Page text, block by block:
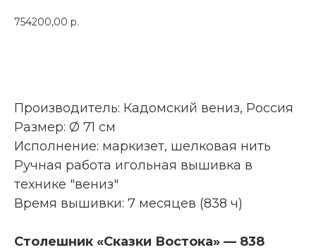
754200,00 р.
Производитель: Кадомский вениз, Россия
Размер: Ø 71 см
Исполнение: маркизет, шелковая нить
Ручная работа игольная вышивка в
технике "вениз"
Время вышивки: 7 месяцев (838 ч)
Столешник «Сказки Востока» — 838